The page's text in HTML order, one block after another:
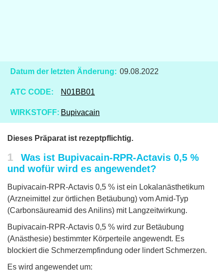
Datum der letzten Änderung: 09.08.2022
ATC CODE: N01BB01
WIRKSTOFF: Bupivacain
Dieses Präparat ist rezeptpflichtig.
1
Was ist Bupivacain-RPR-Actavis 0,5 %
und wofür wird es angewendet?
Bupivacain-RPR-Actavis 0,5 % ist ein Lokalanästhetikum
(Arzneimittel zur örtlichen Betäubung) vom Amid-Typ
(Carbonsäureamid des Anilins) mit Langzeitwirkung.
Bupivacain-RPR-Actavis 0,5 % wird zur Betäubung
(Anästhesie) bestimmter Körperteile angewendt. Es
blockiert die Schmerzempfindung oder lindert Schmerzen.
Es wird angewendet um: